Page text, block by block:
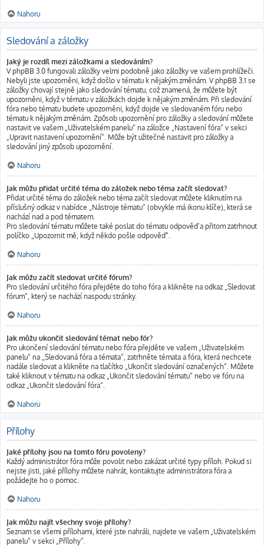
Nahoru
Sledování a záložky
Jaký je rozdíl mezi záložkami a sledováním?
V phpBB 3.0 fungovali záložky velmi podobně jako záložky ve vašem prohlížeči.
Nebyli jste upozorněni, když došlo v tématu k nějakým změnám. V phpBB 3.1 se
záložky chovají stejně jako sledování tématu, což znamená, že můžete být
upozorněni, když v tématu v záložkách dojde k nějakým změnám. Při sledování
fóra nebo tématu budete upozorněni, když dojde ve sledovaném fóru nebo
tématu k nějakým změnám. Způsob upozornění pro záložky a sledování můžete
nastavit ve vašem „Uživatelském panelu“ na záložce „Nastavení fóra“ v sekci
„Upravit nastavení upozornění“. Může být užitečné nastavit pro záložky a
sledování jiný způsob upozornění.
Nahoru
Jak můžu přidat určité téma do záložek nebo téma začít sledovat?
Přidat určité téma do záložek nebo téma začít sledovat můžete kliknutím na
příslušný odkaz v nabídce „Nástroje tématu“ (obvykle má ikonu klíče), která se
nachází nad a pod tématem.
Pro sledování tématu můžete také poslat do tématu odpověď a přitom zatrhnout
políčko „Upozornit mě, když někdo pošle odpověď“.
Nahoru
Jak můžu začít sledovat určité fórum?
Pro sledování určitého fóra přejděte do toho fóra a klikněte na odkaz „Sledovat
fórum“, který se nachází naspodu stránky.
Nahoru
Jak můžu ukončit sledování témat nebo fór?
Pro ukončení sledování tématu nebo fóra přejděte ve vašem „Uživatelském
panelu“ na „Sledovaná fóra a témata“, zatrhněte témata a fóra, která nechcete
nadále sledovat a klikněte na tlačítko „Ukončit sledování označených“. Můžete
také kliknout v tématu na odkaz „Ukončit sledování tématu“ nebo ve fóru na
odkaz „Ukončit sledování fóra“.
Nahoru
Přílohy
Jaké přílohy jsou na tomto fóru povoleny?
Každý administrátor fóra může povolit nebo zakázat určité typy příloh. Pokud si
nejste jisti, jaké přílohy můžete nahrát, kontaktujte administrátora fóra a
požádejte ho o pomoc.
Nahoru
Jak můžu najít všechny svoje přílohy?
Seznam se všemi přílohami, které jste nahráli, najdete ve vašem „Uživatelském
panelu“ v sekci „Přílohy“.